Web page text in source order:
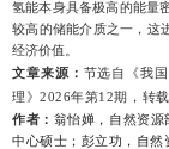
氢能本身具备极高的能量
较高的储能介质之一，这
经济价值。
文章来源： 节选自《我
理》2026年第1 2期， 转
作者： 翁怡婵，自然资源
中心硕士；彭立功，自然